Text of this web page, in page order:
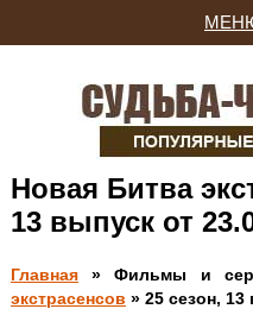
Новая Битва
13 выпуск от
Главная» Фильмы и
экстрасенсов » 25 сезон, 13